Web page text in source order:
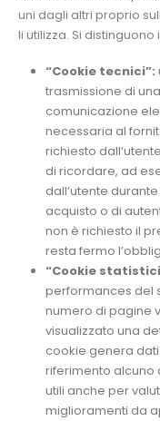
uni dagli altri proprio
li utilizza. Si distinguono
“Cookie tecnici”:
trasmissione di
comunicazione
necessaria al
richiesto
di ricordare, ad
dall’utente
acquisto o di
non è richiesto il
resta fermo
“Cookie
performances del
numero di pagine
visualizzato una
cookie genera
riferimento alcuno
utili anche per
miglioramenti da